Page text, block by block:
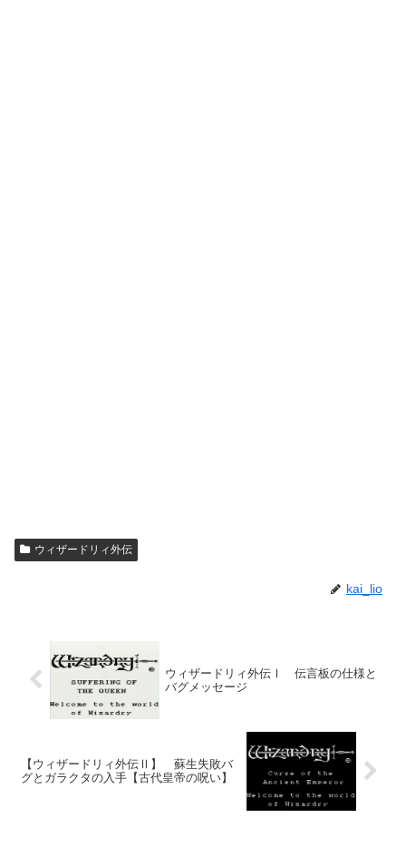
ウィザードリィ外伝
kai_lio
ウィザードリィ外伝Ⅰ 伝言板の仕様と
バグメッセージ
【ウィザードリィ外伝Ⅱ】 蘇生失敗バ
グとガラクタの入手【古代皇帝の呪い】